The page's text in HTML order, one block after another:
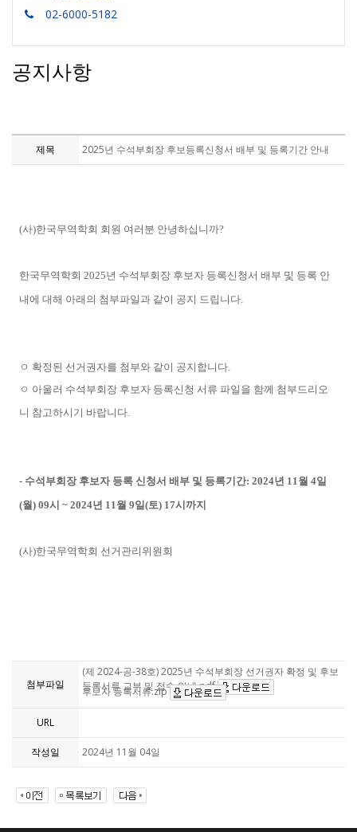
02-6000-5182
공지사항
제목 2025년 수석부회장 후보등록신청서 배부 및 등록기간 안내
(사)한국무역학회 회원 여러분 안녕하십니까?
한국무역학회 2025년 수석부회장 후보자 등록신청서 배부 및 등록 안
내에 대해 아래의 첨부파일과 같이 공지 드립니다.
ㅇ 확정된 선거권자를 첨부와 같이 공지합니다.
ㅇ 아울러 수석부회장 후보자 등록신청 서류 파일을 함께 첨부드리오
니 참고하시기 바랍니다.
- 수석부회장 후보자 등록 신청서 배부 및 등록기간: 2024년 11월 4일
(월) 09시 ~ 2024년 11월 9일(토) 17시까지
(사)한국무역학회 선거관리위원회
첨부파일
(제 2024-공-38호) 2025년 수석부회장 선거권자 확정 및 후보
등록서류 교부 및 접수 안내.pdf
후보자 등록서류.zip
URL
작성일 2024년 11월 04일